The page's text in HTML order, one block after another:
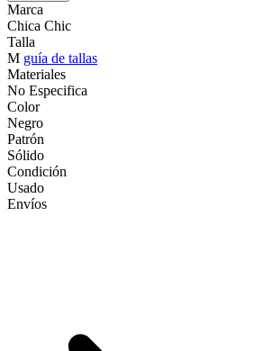
Marca
Chica Chic
Talla
M guía de tallas
Materiales
No Especifica
Color
Negro
Patrón
Sólido
Condición
Usado
Envíos